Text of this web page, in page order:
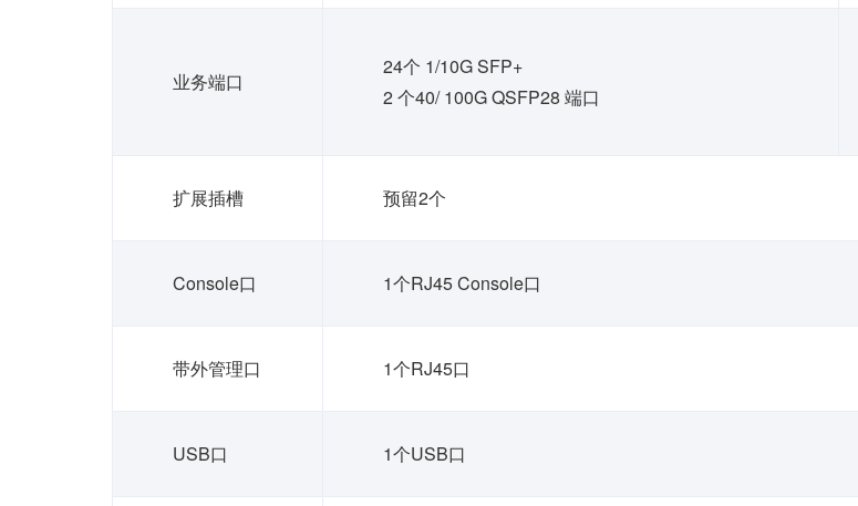
业务端口
24个 1/10G SFP+
2 个40/ 100G QSFP28 端口
扩展插槽 预留2个
Console口 1个RJ45 Console口
带外管理口 1个RJ45口
USB口 1个USB口